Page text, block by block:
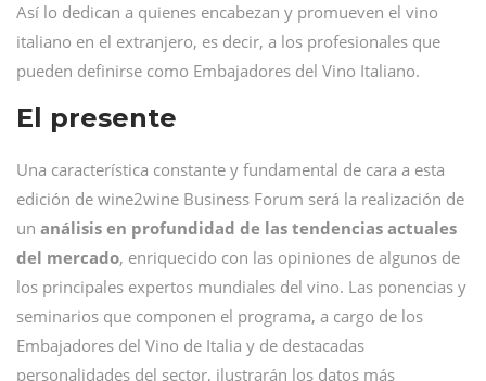
Así lo dedican a quienes encabezan y promueven el vino
italiano en el extranjero, es decir, a los profesionales que
pueden definirse como Embajadores del Vino Italiano.
El presente
Una característica constante y fundamental de cara a esta
edición de wine2wine Business Forum será la realización de
un análisis en profundidad de las tendencias actuales
del mercado, enriquecido con las opiniones de algunos de
los principales expertos mundiales del vino. Las ponencias y
seminarios que componen el programa, a cargo de los
Embajadores del Vino de Italia y de destacadas
personalidades del sector, ilustrarán los datos más